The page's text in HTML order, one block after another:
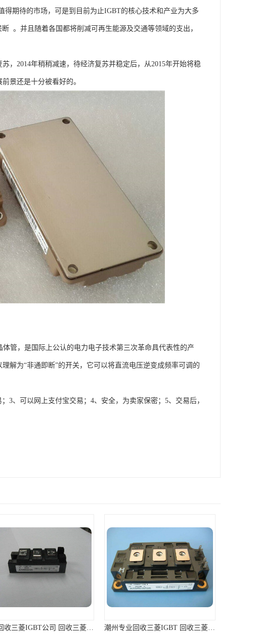
期待的市场，可是到目前为止IGBT的核心技术和产业为大多
。并且随着各国都将削减可再生能源及交通等领域的支出，
，2014年稍稍减速，待经济复苏并稳定后，从2015年开始将稳
景还是十分被看好的。
体管，是国际上公认的电力电子技术第三次革命具代表性的产
解为“非通即断”的开关，它可以将直流电压逆变成频率可调的
3、可以网上支付宝交易；4、安全，为卖家保密；5、交易后，
潮州专业回收三菱IGBT 回收三菱模块 免费咨询 揭阳大量回收三菱IGBT 回收三菱模块 长期大量回收